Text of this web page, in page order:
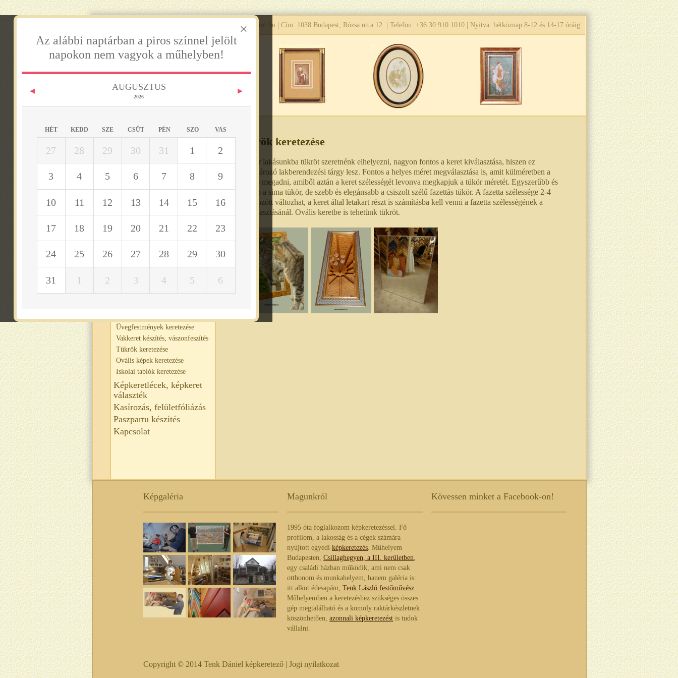
tenk@tenkkeret.hu | Cím: 1038 Budapest, Rózsa utca 12. | Telefon: +36 30 910 1010 | Nyitva: hétköznap 8-12 és 14-17 óráig
Magunkról
Képkeretezés
Akvarellek keretezése
Pasztell képek keretezése
Fotók keretezése
Puzzle keretezése
Textil és selyemképek keretezése
Papirusz és merített papír
keretezése
Üvegfestmények keretezése
Vakkeret készítés, vászonfeszítés
Tükrök keretezése
Ovális képek keretezése
Iskolai tablók keretezése
Képkeretlécek, képkeret
választék
Kasírozás, felületfóliázás
Paszpartu készítés
Kapcsolat
Tükrök keretezése
Amikor lakásunkba tükröt szeretnénk elhelyezni, nagyon fontos a keret kiválasztása, hiszen ez
meghatározó lakberendezési tárgy lesz. Fontos a helyes méret megválasztása is, amit külméretben a
legjobb megadni, amiből aztán a keret szélességét levonva megkapjuk a tükör méretét. Egyszerűbb és
olcsóbb a sima tükör, de szebb és elegánsabb a csiszolt szélű fazettás tükör. A fazetta szélessége 2-4
centi között változhat, a keret által letakart részt is számításba kell venni a fazetta szélességének a
megválasztásánál. Ovális keretbe is tehetünk tükröt.
Képgaléria Magunkról
1995 óta foglalkozom képkeretezéssel. Fő
profilom, a lakosság és a cégek számára
nyújtott egyediképkeretezés. Műhelyem
Budapesten,Csillaghegyen, a III. kerületben,
egy családi házban működik, ami nem csak
otthonom és munkahelyem, hanem galéria is:
itt alkot édesapám,Tenk László festőművész.
Műhelyemben a keretezéshez szükséges összes
gép megtalálható és a komoly raktárkészletnek
köszönhetően,azonnali képkeretezést is tudok
vállalni.
Kövessen minket a Facebook-on!
Copyright © 2014 Tenk Dániel képkeretező | Jogi nyilatkozat
×
Az alábbi naptárban a piros színnel jelölt
napokon nem vagyok a műhelyben!
AUGUSZTUS
2026
HÉT KEDD SZE CSÜT PÉN SZO VAS
27 28 29 30 31 1 2
3 4 5 6 7 8 9
10 11 12 13 14 15 16
17 18 19 20 21 22 23
24 25 26 27 28 29 30
31 1 2 3 4 5 6